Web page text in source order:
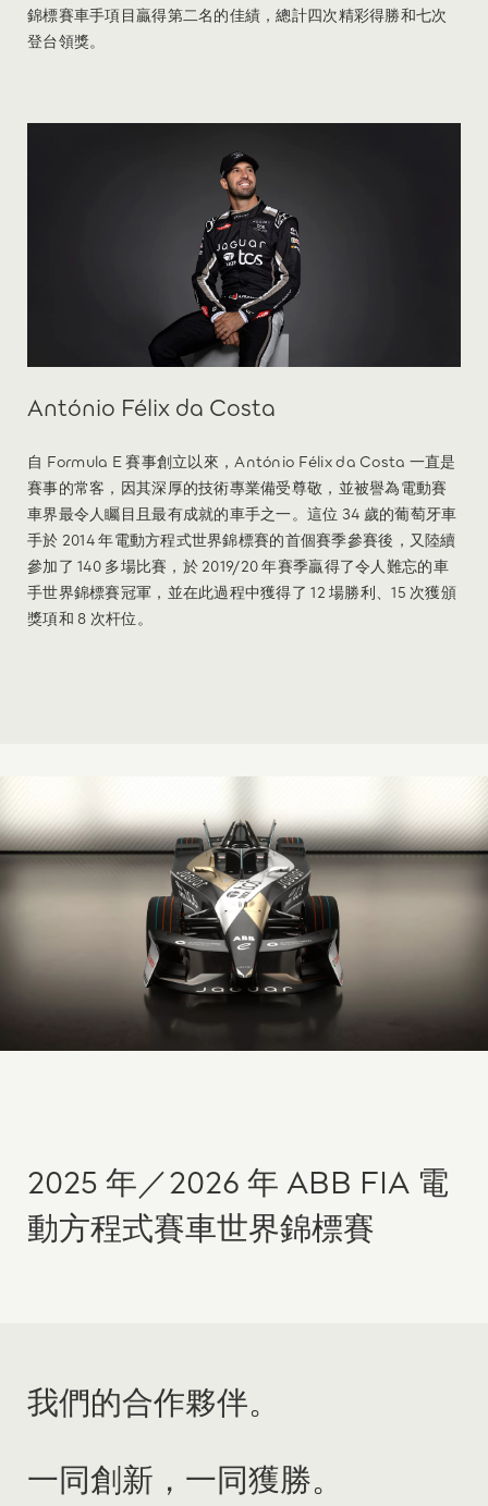
錦標賽車手項目贏得第二名的佳績，總計四次精彩得勝和七次
登台領獎。
António Félix da Costa
自 Formula E 賽事創立以來，António Félix da Costa 一直是
賽事的常客，因其深厚的技術專業備受尊敬，並被譽為電動賽
車界最令人矚目且最有成就的車手之一。這位 34 歲的葡萄牙車
手於 2014 年電動方程式世界錦標賽的首個賽季參賽後，又陸續
參加了 140 多場比賽，於 2019/20 年賽季贏得了令人難忘的車
手世界錦標賽冠軍，並在此過程中獲得了 12 場勝利、15 次獲頒
獎項和 8 次杆位。
2025 年／2026 年 ABB FIA 電
動方程式賽車世界錦標賽
我們的合作夥伴。
一同創新，一同獲勝。